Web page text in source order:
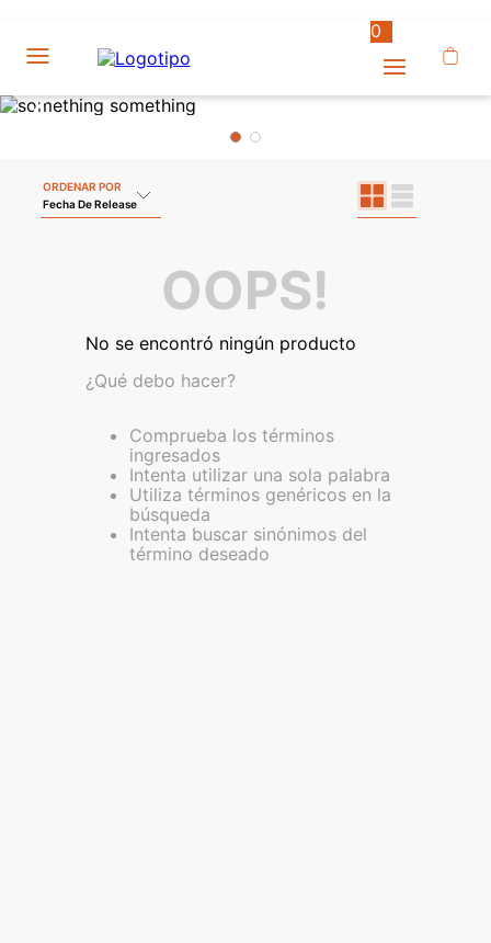
0
ORDENAR POR
Fecha De Release
OOPS!
No se encontró ningún producto
¿Qué debo hacer?
Comprueba los términos
ingresados
Intenta utilizar una sola palabra
Utiliza términos genéricos en la
búsqueda
Intenta buscar sinónimos del
término deseado